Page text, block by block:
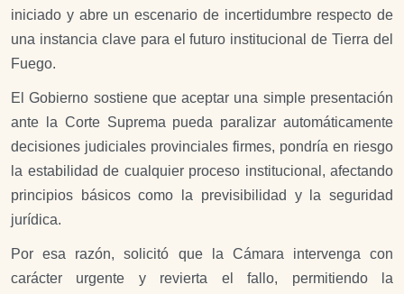
iniciado y abre un escenario de incertidumbre respecto de
una instancia clave para el futuro institucional de Tierra del
Fuego.
El Gobierno sostiene que aceptar una simple presentación
ante la Corte Suprema pueda paralizar automáticamente
decisiones judiciales provinciales firmes, pondría en riesgo
la estabilidad de cualquier proceso institucional, afectando
principios básicos como la previsibilidad y la seguridad
jurídica.
Por esa razón, solicitó que la Cámara intervenga con
carácter urgente y revierta el fallo, permitiendo la